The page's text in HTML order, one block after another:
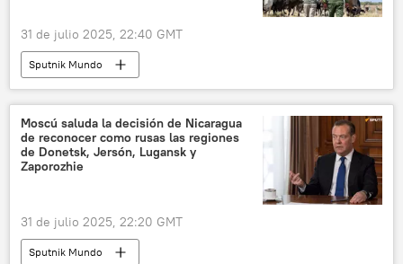
31 de julio 2025, 22:40 GMT
Sputnik Mundo
Moscú saluda la decisión de Nicaragua
de reconocer como rusas las regiones
de Donetsk, Jersón, Lugansk y
Zaporozhie
31 de julio 2025, 22:20 GMT
Sputnik Mundo